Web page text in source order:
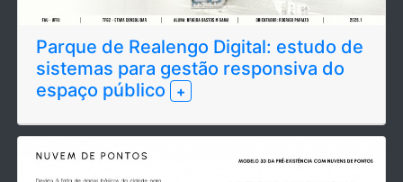
Parque de Realengo Digital: estudo de
sistemas para gestão responsiva do
espaço público
+